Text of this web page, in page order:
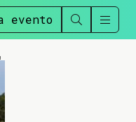
evento